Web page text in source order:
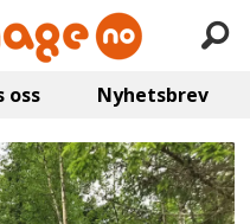
oss Nyhetsbrev